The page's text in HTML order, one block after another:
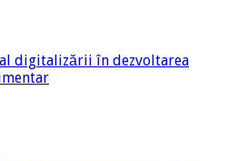
digitalizării în dezvoltarea